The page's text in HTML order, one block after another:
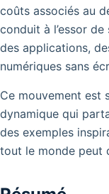
coûts associés au
conduit à l’essor
des applications,
numériques sans
Ce mouvement est
dynamique qui
des exemples
tout le monde peut